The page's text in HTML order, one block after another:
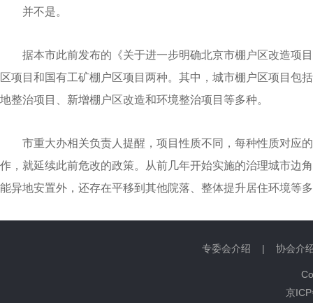
并不是。
据本市此前发布的《关于进一步明确北京市棚户区改造项
区项目和国有工矿棚户区项目两种。其中，城市棚户区项目包
地整治项目、新增棚户区改造和环境整治项目等多种。
市重大办相关负责人提醒，项目性质不同，每种性质对应
作，就延续此前危改的政策。从前几年开始实施的治理城市边
能异地安置外，还存在平移到其他院落、整体提升居住环境等
专委会介绍 | 协会介
京